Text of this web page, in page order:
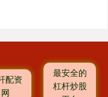
配资
网
最安全的
杠杆炒股